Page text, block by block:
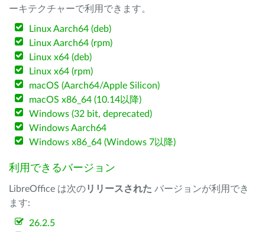
ーキテクチャーで利用できます。
Linux Aarch64 (deb)
Linux Aarch64 (rpm)
Linux x64 (deb)
Linux x64 (rpm)
macOS (Aarch64/Apple Silicon)
macOS x86_64 (10.14以降)
Windows (32 bit, deprecated)
Windows Aarch64
Windows x86_64 (Windows 7以降)
利用できるバージョン
LibreOffice は次のリリースされた バージョンが利用でき
ます:
26.2.5